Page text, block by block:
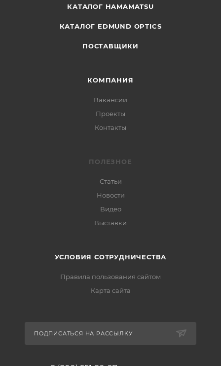
КАТАЛОГ HAMAMATSU
КАТАЛОГ EDMUND OPTICS
ПОСТАВЩИКИ
КОМПАНИЯ
Вакансии
Проекты
Контакты
ПОЛЕЗНОЕ
Статьи
Новости
Видео
Выставки
УСЛОВИЯ СОТРУДНИЧЕСТВА
Правила пользования сайтом
Карта сайта
ПОДПИСАТЬСЯ НА РАССЫЛКУ